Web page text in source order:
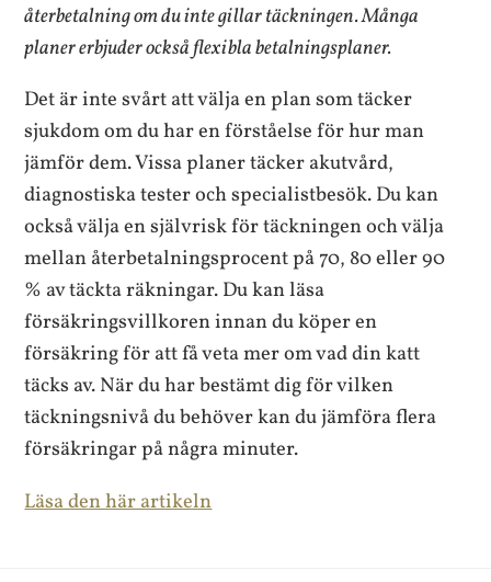
återbetalning om du inte gillar täckningen. Många
planer erbjuder också flexibla betalningsplaner.
Det är inte svårt att välja en plan som täcker
sjukdom om du har en förståelse för hur man
jämför dem. Vissa planer täcker akutvård,
diagnostiska tester och specialistbesök. Du kan
också välja en självrisk för täckningen och välja
mellan återbetalningsprocent på 70, 80 eller 90
% av täckta räkningar. Du kan läsa
försäkringsvillkoren innan du köper en
försäkring för att få veta mer om vad din katt
täcks av. När du har bestämt dig för vilken
täckningsnivå du behöver kan du jämföra flera
försäkringar på några minuter.
Läsa den här artikeln